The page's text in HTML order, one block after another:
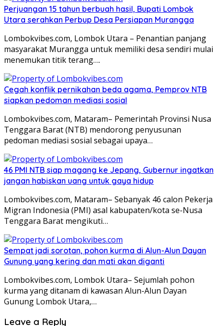
Perjuangan 15 tahun berbuah hasil, Bupati Lombok
Utara serahkan Perbup Desa Persiapan Murangga
Lombokvibes.com, Lombok Utara – Penantian panjang
masyarakat Murangga untuk memiliki desa sendiri mulai
menemukan titik terang….
Cegah konflik pernikahan beda agama, Pemprov NTB
siapkan pedoman mediasi sosial
Lombokvibes.com, Mataram– Pemerintah Provinsi Nusa
Tenggara Barat (NTB) mendorong penyusunan
pedoman mediasi sosial sebagai upaya…
46 PMI NTB siap magang ke Jepang, Gubernur ingatkan
jangan habiskan uang untuk gaya hidup
Lombokvibes.com, Mataram– Sebanyak 46 calon Pekerja
Migran Indonesia (PMI) asal kabupaten/kota se-Nusa
Tenggara Barat mengikuti…
Sempat jadi sorotan, pohon kurma di Alun-Alun Dayan
Gunung yang kering dan mati akan diganti
Lombokvibes.com, Lombok Utara– Sejumlah pohon
kurma yang ditanam di kawasan Alun-Alun Dayan
Gunung Lombok Utara,…
Leave a Reply